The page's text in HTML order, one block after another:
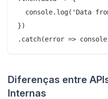
console.log('Data
})
Diferenças entre
Internas